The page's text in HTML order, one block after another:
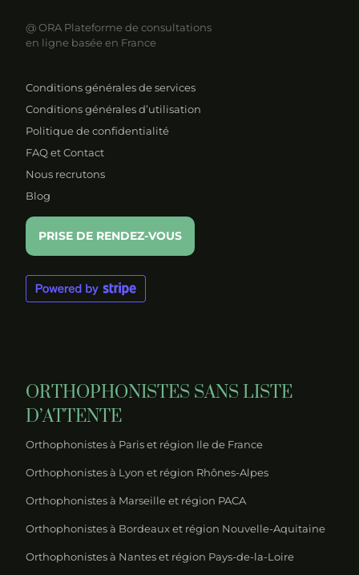
@ ORA Plateforme de consultations
en ligne basée en France
Conditions générales de services
Conditions générales d’utilisation
Politique de confidentialité
FAQ et Contact
Nous recrutons
Blog
PRISE DE RENDEZ-VOUS
ORTHOPHONISTES SANS LISTE
D’ATTENTE
Orthophonistes à Paris et région Ile de France
Orthophonistes à Lyon et région Rhônes-Alpes
Orthophonistes à Marseille et région PACA
Orthophonistes à Bordeaux et région Nouvelle-Aquitaine
Orthophonistes à Nantes et région Pays-de-la-Loire